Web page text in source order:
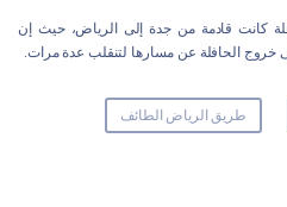
كانت قادمة من جدة إلى الرياض، حيث إن
خروج الحافلة عن مسارها لتنقلب عدة مرات.
طريق الرياض الطائف